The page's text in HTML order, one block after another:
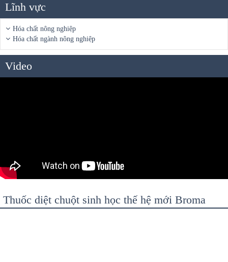
Lĩnh vực
Hóa chất nông nghiệp
Hóa chất ngành nông nghiệp
Video
Thuốc diệt chuột sinh học thế hệ mới Broma